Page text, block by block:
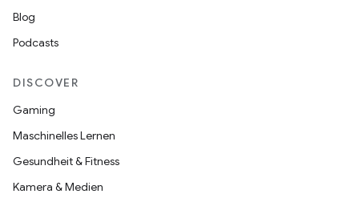
Blog
Podcasts
DISCOVER
Gaming
Maschinelles Lernen
Gesundheit & Fitness
Kamera & Medien